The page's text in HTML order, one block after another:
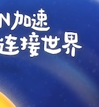
反对